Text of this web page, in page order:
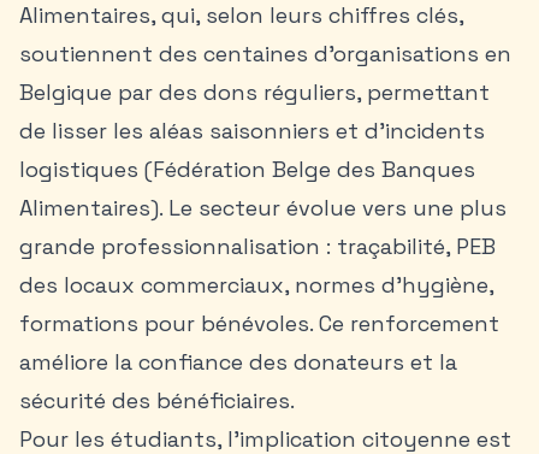
Alimentaires, qui, selon leurs chiffres clés,
soutiennent des centaines d’organisations en
Belgique par des dons réguliers, permettant
de lisser les aléas saisonniers et d’incidents
logistiques (Fédération Belge des Banques
Alimentaires). Le secteur évolue vers une plus
grande professionnalisation : traçabilité, PEB
des locaux commerciaux, normes d’hygiène,
formations pour bénévoles. Ce renforcement
améliore la confiance des donateurs et la
sécurité des bénéficiaires.
Pour les étudiants, l’implication citoyenne est